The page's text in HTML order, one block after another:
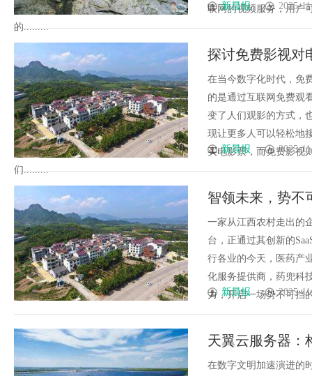
联网的视频服务，用户
的.........
新晨报 2025-
探讨免费影视对
在当今数字化时代，免
的是通过互联网免费观
变了人们观影的方式，
现让更多人可以轻松地
买电影票，而免费影视
们.........
新晨报 2025-
智领未来，势不
数字化新征程
一家从江西农村走出的
台，正通过其创新的
行各业的今天，医药产
化服务提供商，药兜科
力，开启一场势不可挡
新晨报 2025-
天翼云服务器：
产业形态跃迁，
在数字文明加速演进的